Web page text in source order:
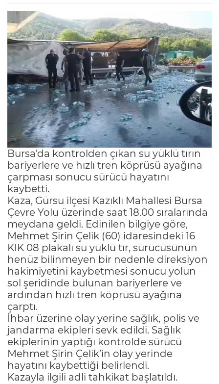
Bursa’da kontrolden çıkan su yüklü tırın
bariyerlere ve hızlı tren köprüsü ayağına
çarpması sonucu sürücü hayatını
kaybetti.
Kaza, Gürsu ilçesi Kazıklı Mahallesi Bursa
Çevre Yolu üzerinde saat 18.00 sıralarında
meydana geldi. Edinilen bilgiye göre,
Mehmet Şirin Çelik (60) idaresindeki 16
KIK 08 plakalı su yüklü tır, sürücüsünün
henüz bilinmeyen bir nedenle direksiyon
hakimiyetini kaybetmesi sonucu yolun
sol şeridinde bulunan bariyerlere ve
ardından hızlı tren köprüsü ayağına
çarptı.
İhbar üzerine olay yerine sağlık, polis ve
jandarma ekipleri sevk edildi. Sağlık
ekiplerinin yaptığı kontrolde sürücü
Mehmet Şirin Çelik’in olay yerinde
hayatını kaybettiği belirlendi.
Kazayla ilgili adli tahkikat başlatıldı.